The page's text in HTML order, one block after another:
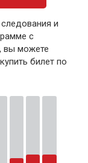
и
с
вы можете
билет по